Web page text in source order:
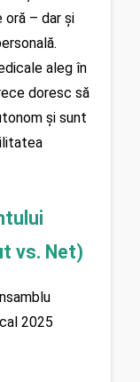
oră – dar și
aleg în
doresc să
și sunt
vs. Net)
2025